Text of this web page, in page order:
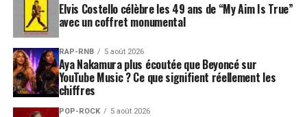
Elvis Costello célèbre les 49 ans de “My Aim Is True”
avec un coffret monumental
RAP-RNB 5 août 2026
Aya Nakamura plus écoutée que Beyoncé sur
YouTube Music ? Ce que signifient réellement les
chiffres
POP-ROCK 5 août 2026